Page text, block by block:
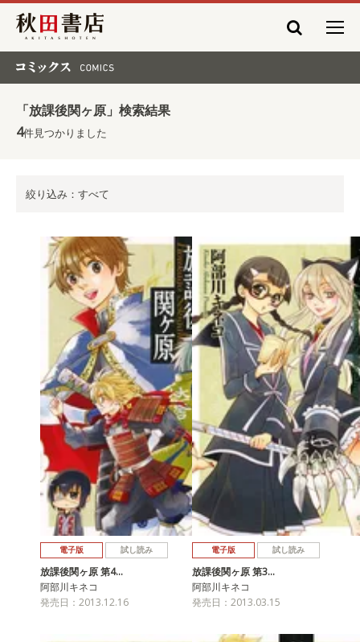
秋田書店
「放課後関ヶ原」検索結果
4件見つかりました
絞り込み：すべて
電子版 試し読み
放課後関ヶ原 第4…
阿部川キネコ
発売日：2013.12.16
電子版 試し読み
放課後関ヶ原 第3…
阿部川キネコ
発売日：2013.03.15